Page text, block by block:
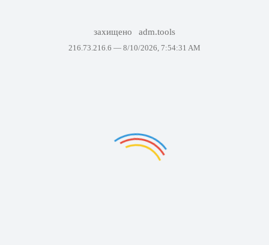
захищено adm.tools
216.73.216.6 — 8/10/2026, 7:54:31 AM